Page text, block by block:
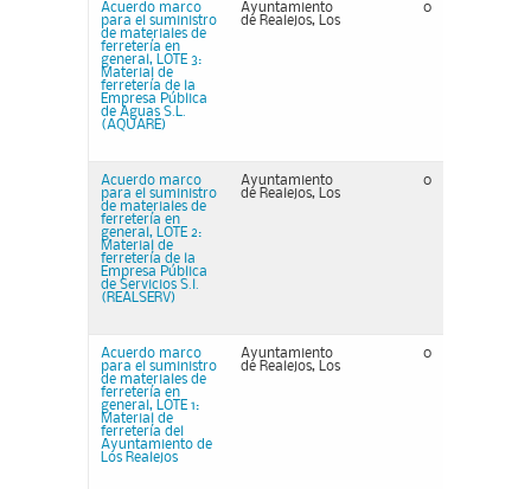
Acuerdo marco
para el suministro
de materiales de
ferretería en
general, LOTE 3:
Material de
ferretería de la
Empresa Pública
de Aguas S.L.
(AQUARE)
Ayuntamiento
de Realejos, Los
0
Acuerdo marco
para el suministro
de materiales de
ferretería en
general, LOTE 2:
Material de
ferretería de la
Empresa Pública
de Servicios S.l.
(REALSERV)
Ayuntamiento
de Realejos, Los
0
Acuerdo marco
para el suministro
de materiales de
ferretería en
general, LOTE 1:
Material de
ferretería del
Ayuntamiento de
Los Realejos
Ayuntamiento
de Realejos, Los
0